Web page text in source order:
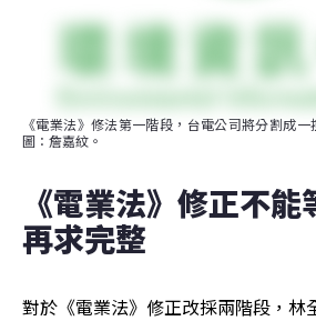
《電業法》修法第一階段，台電公司將分割成
圖：詹嘉紋。
《電業法》修正不能
再求完整
對於《電業法》修正改採兩階段，林